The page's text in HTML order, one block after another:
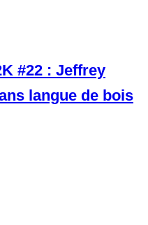
#22 : Jeffrey
langue de bois